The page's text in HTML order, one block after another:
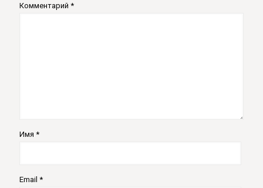
Комментарий *
Имя *
Email *